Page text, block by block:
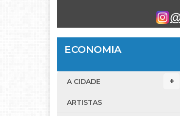
ECONOMIA
A CIDADE
ARTISTAS